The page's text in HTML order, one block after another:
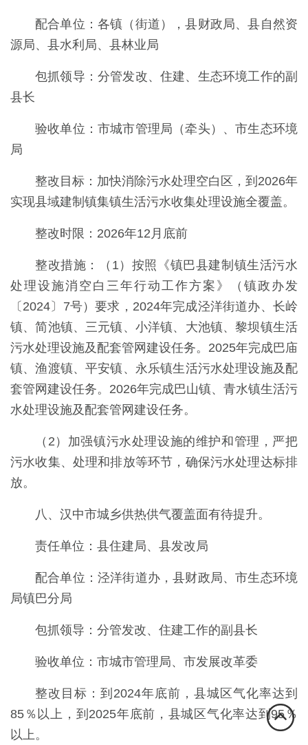
配合单位：各镇（街道），县财政局、县自然资
源局、县水利局、县林业局
包抓领导：分管发改、住建、生态环境工作的副
县长
验收单位：市城市管理局（牵头）、市生态环境
局
整改目标：加快消除污水处理空白区，到2026年
实现县域建制镇集镇生活污水收集处理设施全覆盖。
整改时限：2026年12月底前
整改措施：（1）按照《镇巴县建制镇生活污水
处理设施消空白三年行动工作方案》（镇政办发
〔2024〕7号）要求，2024年完成泾洋街道办、长岭
镇、简池镇、三元镇、小洋镇、大池镇、黎坝镇生活
污水处理设施及配套管网建设任务。2025年完成巴庙
镇、渔渡镇、平安镇、永乐镇生活污水处理设施及配
套管网建设任务。2026年完成巴山镇、青水镇生活污
水处理设施及配套管网建设任务。
（2）加强镇污水处理设施的维护和管理，严把
污水收集、处理和排放等环节，确保污水处理达标排
放。
八、汉中市城乡供热供气覆盖面有待提升。
责任单位：县住建局、县发改局
配合单位：泾洋街道办，县财政局、市生态环境
局镇巴分局
包抓领导：分管发改、住建工作的副县长
验收单位：市城市管理局、市发展改革委
整改目标：到2024年底前，县城区气化率达到
85％以上，到2025年底前，县城区气化率达到95％
以上。